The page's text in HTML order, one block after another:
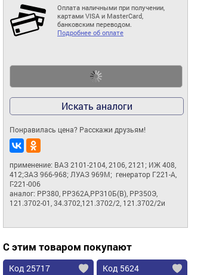
Оплата наличными при получении,
картами VISA и MasterCard,
банковским переводом.
Подробнее об оплате
Искать аналоги
Понравилась цена? Расскажи друзьям!
применение: ВАЗ 2101-2104, 2106, 2121; ИЖ 408,
412;ЗАЗ 966-968; ЛУАЗ 969М;  генератор Г221-А,
Г-221-006
аналог: РР380, РР362А,РР310Б(В), РР350Э,
121.3702-01, 34.3702,121.3702/2, 121.3702/2и
С этим товаром покупают
Код 25717 Код 5624